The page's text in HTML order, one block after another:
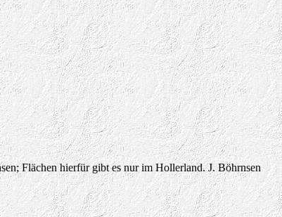
Flächen hierfür gibt es nur im Hollerland. J. Böhrnsen